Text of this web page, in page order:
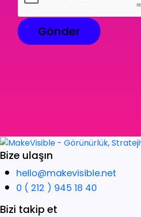
Bize ulaşın
hello@makevisible.net
0 ( 212 ) 945 18 40
Bizi takip et